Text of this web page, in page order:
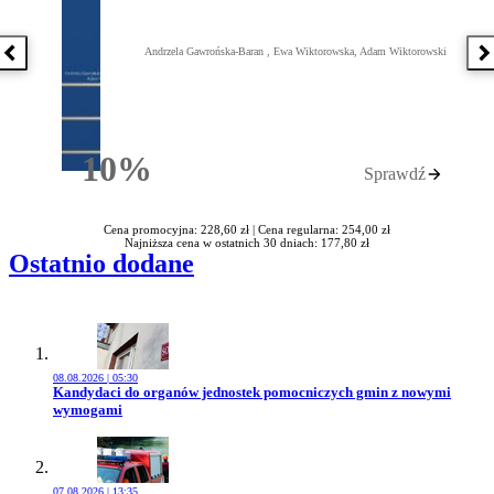
Poprzednia książka
10%Rabatu
Andrzela Gawrońska-Baran , Ewa Wiktorowska, Adam Wiktorowski
Sprawdź
Cena promocyjna: 228,60 zł | Cena regularna: 254,00 zł
Najniższa cena w ostatnich 30 dniach: 177,80 zł
Ostatnio dodane
08.08.2026 | 05:30
Przejdź do artykułu:
Kandydaci do organów jednostek pomocniczych gmin z nowymi
wymogami
07.08.2026 | 13:35